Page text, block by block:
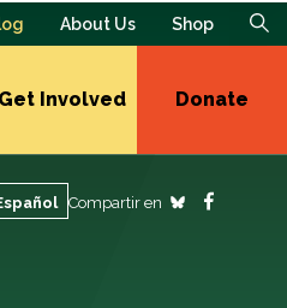
About Us Shop
Get Involved Donate
Compartir en